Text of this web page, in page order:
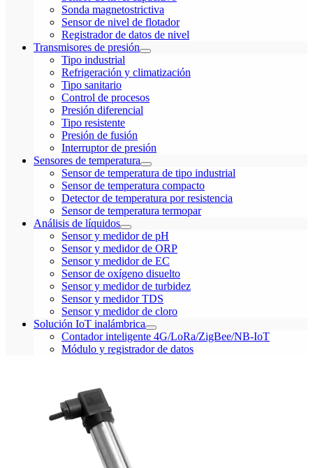
Sonda magnetostrictiva
Sensor de nivel de flotador
Registrador de datos de nivel
Transmisores de presión
Tipo industrial
Refrigeración y climatización
Tipo sanitario
Control de procesos
Presión diferencial
Tipo resistente
Presión de fusión
Interruptor de presión
Sensores de temperatura
Sensor de temperatura de tipo industrial
Sensor de temperatura compacto
Detector de temperatura por resistencia
Sensor de temperatura termopar
Análisis de líquidos
Sensor y medidor de pH
Sensor y medidor de ORP
Sensor y medidor de EC
Sensor de oxígeno disuelto
Sensor y medidor de turbidez
Sensor y medidor TDS
Sensor y medidor de cloro
Solución IoT inalámbrica
Contador inteligente 4G/LoRa/ZigBee/NB-IoT
Módulo y registrador de datos